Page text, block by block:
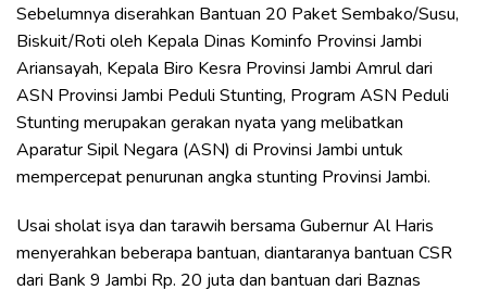
Sebelumnya diserahkan Bantuan 20 Paket Sembako/Susu,
Biskuit/Roti oleh Kepala Dinas Kominfo Provinsi Jambi
Ariansayah, Kepala Biro Kesra Provinsi Jambi Amrul dari
ASN Provinsi Jambi Peduli Stunting, Program ASN Peduli
Stunting merupakan gerakan nyata yang melibatkan
Aparatur Sipil Negara (ASN) di Provinsi Jambi untuk
mempercepat penurunan angka stunting Provinsi Jambi.
Usai sholat isya dan tarawih bersama Gubernur Al Haris
menyerahkan beberapa bantuan, diantaranya bantuan CSR
dari Bank 9 Jambi Rp. 20 juta dan bantuan dari Baznas